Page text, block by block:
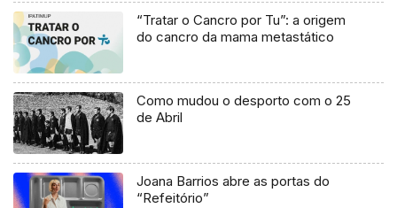
“Tratar o Cancro por Tu”: a origem
do cancro da mama metastático
Como mudou o desporto com o 25
de Abril
Joana Barrios abre as portas do
“Refeitório”